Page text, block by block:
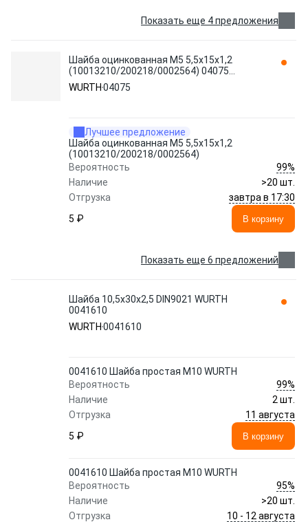
Показать еще 4 предложения
Шайба оцинкованная M5 5,5х15х1,2
(10013210/200218/0002564) 04075
WURTH
WURTH 04075
Лучшее предложение
Шайба оцинкованная M5 5,5х15х1,2
(10013210/200218/0002564)
Вероятность
99%
Наличие
>20 шт.
Отгрузка
завтра в 17:30
5 ₽
В корзину
Показать еще 6 предложений
Шайба 10,5х30х2,5 DIN9021 WURTH
0041610
WURTH 0041610
0041610 Шайба простая М10 WURTH
Вероятность
99%
Наличие
2 шт.
Отгрузка
11 августа
5 ₽
В корзину
0041610 Шайба простая М10 WURTH
Вероятность
95%
Наличие
>20 шт.
Отгрузка
10 - 12 августа